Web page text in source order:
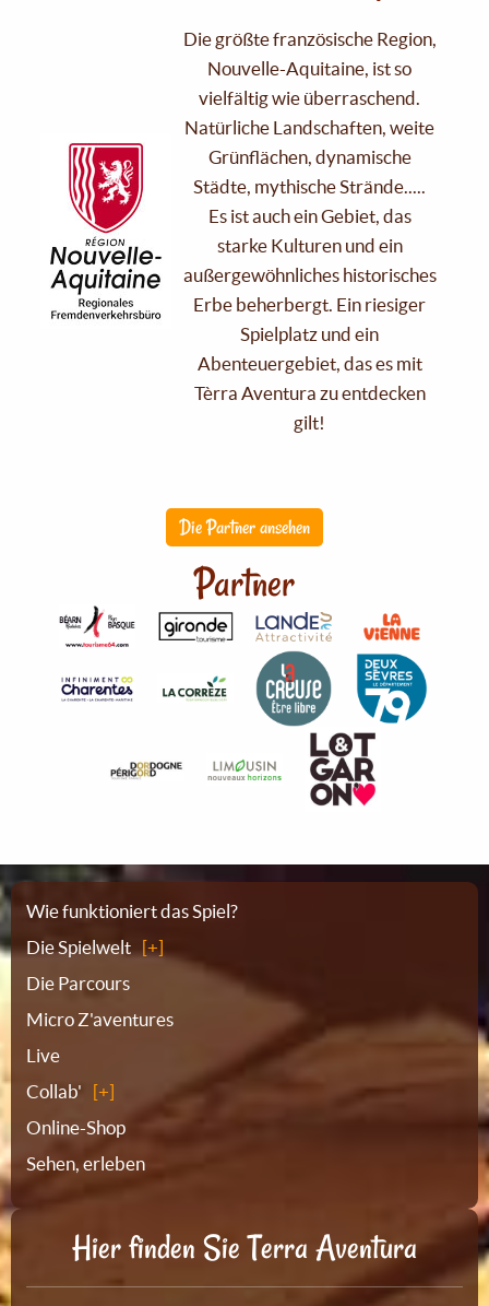
Die größte französische Region,
Nouvelle-Aquitaine, ist so
vielfältig wie überraschend.
Natürliche Landschaften, weite
Grünflächen, dynamische
Städte, mythische Strände.....
Es ist auch ein Gebiet, das
starke Kulturen und ein
außergewöhnliches historisches
Erbe beherbergt. Ein riesiger
Spielplatz und ein
Abenteuergebiet, das es mit
Tèrra Aventura zu entdecken
gilt!
Die Partner ansehen
Partner
Sitemap
Wie funktioniert das Spiel?
Die Spielwelt
Die Parcours
Micro Z'aventures
Live
Collab'
Online-Shop
Sehen, erleben
Hier finden Sie Terra Aventura